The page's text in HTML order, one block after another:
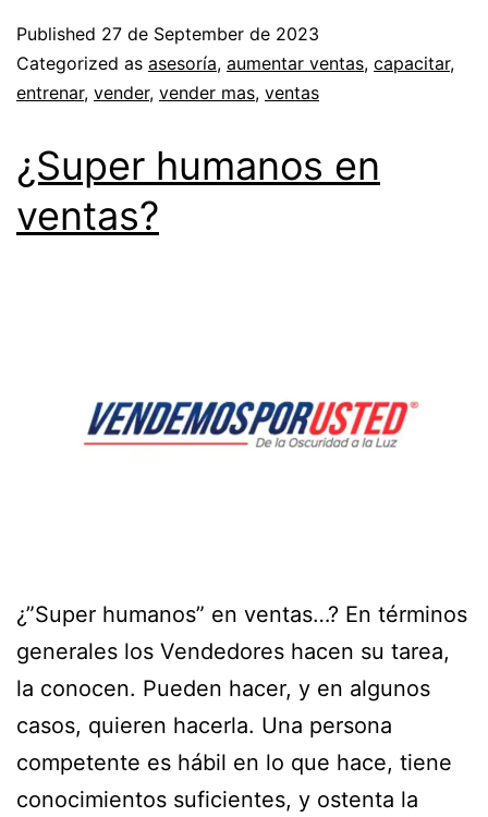
Published 27 de September de 2023
Categorized as asesoría, aumentar ventas, capacitar,
entrenar, vender, vender mas, ventas
¿Super humanos en
ventas?
¿”Super humanos” en ventas…? En términos
generales los Vendedores hacen su tarea,
la conocen. Pueden hacer, y en algunos
casos, quieren hacerla. Una persona
competente es hábil en lo que hace, tiene
conocimientos suficientes, y ostenta la